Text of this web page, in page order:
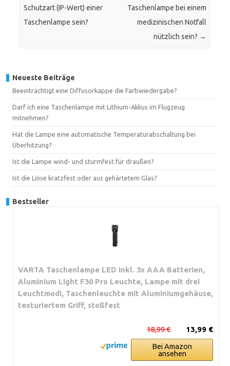
Schutzart (IP-Wert) einer
Taschenlampe sein?
Taschenlampe bei einem
medizinischen Notfall
nützlich sein? →
Neueste Beiträge
Beeinträchtigt eine Diffusorkappe die Farbwiedergabe?
Darf ich eine Taschenlampe mit Lithium-Akkus im Flugzeug
mitnehmen?
Hat die Lampe eine automatische Temperaturabschaltung bei
Überhitzung?
Ist die Lampe wind- und sturmfest für draußen?
Ist die Linse kratzfest oder aus gehärtetem Glas?
Bestseller
VARTA Taschenlampe LED inkl. 3x AAA Batterien,
Aluminium Light F30 Pro Leuchte, Lampe mit drei
Leuchtmodi, Taschenleuchte mit Aluminiumgehäuse,
texturiertem Griff, stoßfest
13,99 €
18,99 €
Bei Amazon
ansehen